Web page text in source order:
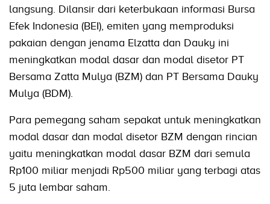
langsung. Dilansir dari keterbukaan informasi Bursa
Efek Indonesia (BEI), emiten yang memproduksi
pakaian dengan jenama Elzatta dan Dauky ini
meningkatkan modal dasar dan modal disetor PT
Bersama Zatta Mulya (BZM) dan PT Bersama Dauky
Mulya (BDM).
Para pemegang saham sepakat untuk meningkatkan
modal dasar dan modal disetor BZM dengan rincian
yaitu meningkatkan modal dasar BZM dari semula
Rp100 miliar menjadi Rp500 miliar yang terbagi atas
5 juta lembar saham.